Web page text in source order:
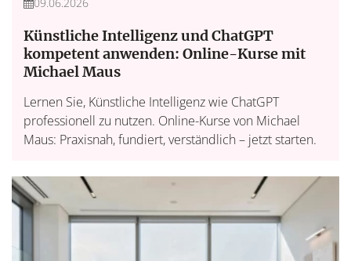
Künstliche Intelligenz und ChatGPT
kompetent anwenden: Online-Kurse mit
Michael Maus
Lernen Sie, Künstliche Intelligenz wie ChatGPT
professionell zu nutzen. Online-Kurse von Michael
Maus: Praxisnah, fundiert, verständlich – jetzt starten.